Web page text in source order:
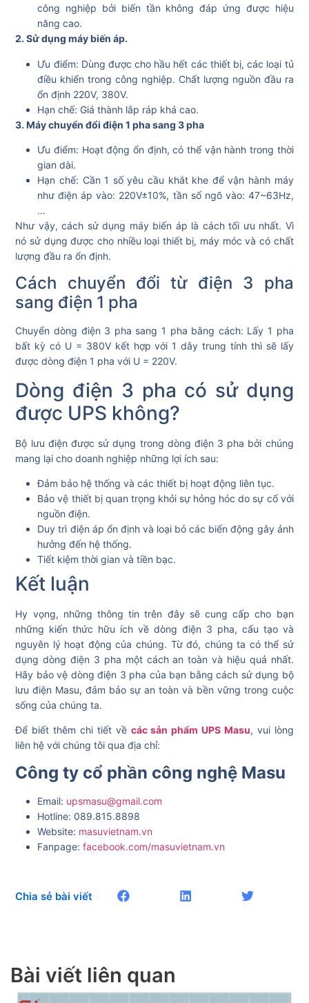
công nghiệp bởi biến tần không đáp ứng được hiệu
năng cao.
2. Sử dụng máy biến áp.
Ưu điểm: Dùng được cho hầu hết các thiết bị, các loại tủ
điều khiển trong công nghiệp. Chất lượng nguồn đầu ra
ổn định 220V, 380V.
Hạn chế: Giá thành lắp ráp khá cao.
3. Máy chuyển đổi điện 1 pha sang 3 pha
Ưu điểm: Hoạt động ổn định, có thể vận hành trong thời
gian dài.
Hạn chế: Cần 1 số yêu cầu khắt khe để vận hành máy
như điện áp vào: 220V±10%, tần số ngõ vào: 47~63Hz,
…
Như vậy, cách sử dụng máy biến áp là cách tối ưu nhất. Vì
nó sử dụng được cho nhiều loại thiết bị, máy móc và có chất
lượng đầu ra ổn định.
Cách chuyển đổi từ điện 3 pha
sang điện 1 pha
Chuyển dòng điện 3 pha sang 1 pha bằng cách: Lấy 1 pha
bất kỳ có U = 380V kết hợp với 1 dây trung tính thì sẽ lấy
được dòng điện 1 pha với U = 220V.
Dòng điện 3 pha có sử dụng
được UPS không?
Bộ lưu điện được sử dụng trong dòng điện 3 pha bởi chúng
mang lại cho doanh nghiệp những lợi ích sau:
Đảm bảo hệ thống và các thiết bị hoạt động liên tục.
Bảo vệ thiết bị quan trọng khỏi sự hỏng hóc do sự cố với
nguồn điện.
Duy trì điện áp ổn định và loại bỏ các biến động gây ảnh
hưởng đến hệ thống.
Tiết kiệm thời gian và tiền bạc.
Kết luận
Hy vọng, những thông tin trên đây sẽ cung cấp cho bạn
những kiến thức hữu ích về dòng điện 3 pha, cấu tạo và
nguyên lý hoạt động của chúng. Từ đó, chúng ta có thể sử
dụng dòng điện 3 pha một cách an toàn và hiệu quả nhất.
Hãy bảo vệ dòng điện 3 pha của bạn bằng cách sử dụng bộ
lưu điện Masu, đảm bảo sự an toàn và bền vững trong cuộc
sống của chúng ta.
Để biết thêm chi tiết về các sản phẩm UPS Masu, vui lòng
liên hệ với chúng tôi qua địa chỉ:
Công ty cổ phần công nghệ Masu
Email: upsmasu@gmail.com
Hotline: 089.815.8898
Website: masuvietnam.vn
Fanpage:facebook.com/masuvietnam.vn
Chia sẻ bài viết
Bài viết liên quan